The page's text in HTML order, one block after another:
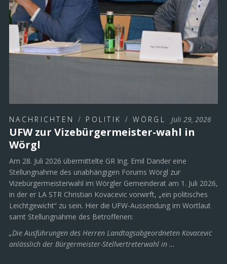
NACHRICHTEN / POLITIK /WÖRGL Juli 29, 2026
UFW zur Vizebürgermeister-wahl in
Wörgl
Am 28. Juli 2026 übermittelte GR Ing. Emil Dander eine
Stellungnahme des unabhängigen Forums Wörgl zur
Vizebürgermeisterwahl im Wörgler Gemeinderat am 1. Juli 2026,
in der er LA STR Christian Kovacevic vorwirft, „ein politisches
Leichtgewicht“ zu sein. Hier die UFW-Aussendung im Wortlaut
samt Stellungnahme des Betroffenen:
„Die Ausführungen des Herren Landtagsabgeordneten Kovacevic
anlässlich der Bürgermeister-Stellvertreterwahl in …